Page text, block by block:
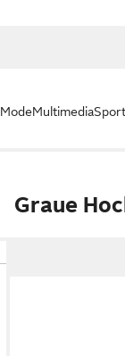
ModeMultimediaSport
Graue